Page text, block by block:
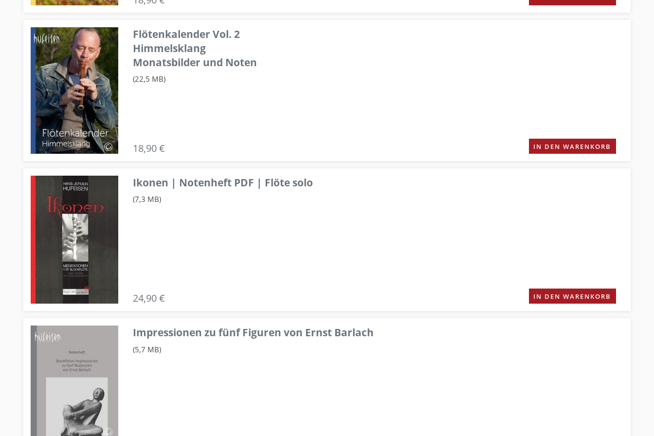
Flötenkalender Vol. 2
Himmelsklang
Monatsbilder und Noten
(22,5 MB)
18,90 € IN DEN WARENKORB
Ikonen | Notenheft PDF | Flöte solo
(7,3 MB)
24,90 € IN DEN WARENKORB
Impressionen zu fünf Figuren von Ernst Barlach
(5,7 MB)